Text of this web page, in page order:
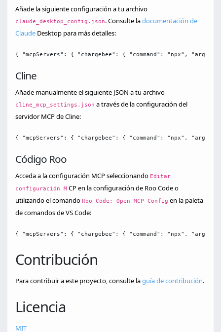
Añade la siguiente configuración a tu archivo
claude_desktop_config.json. Consulte ladocumentación de
Claude Desktop para más detalles:
{ "mcpServers": { "chargebee": { "command": "npx",
Cline
Añade manualmente el siguiente JSON a tu archivo
cline_mcp_settings.json a través de la configuración del
servidor MCP de Cline:
{ "mcpServers": { "chargebee": { "command": "npx",
Código Roo
Acceda a la configuración MCP seleccionando Editar
configuración M CP en la configuración de Roo Code o
utilizando el comando Roo Code: Open MCP Config en la paleta
de comandos de VS Code:
{ "mcpServers": { "chargebee": { "command": "npx",
Contribución
Para contribuir a este proyecto, consulte laguía de contribución.
Licencia
MIT